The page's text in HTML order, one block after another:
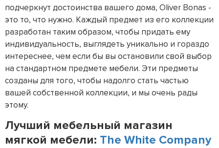
подчеркнут достоинства вашего дома, Oliver Bonas -
это то, что нужно. Каждый предмет из его коллекции
разработан таким образом, чтобы придать ему
индивидуальность, выглядеть уникально и гораздо
интереснее, чем если бы вы остановили свой выбор
на стандартном предмете мебели. Эти предметы
созданы для того, чтобы надолго стать частью
вашей собственной коллекции, и мы очень рады
этому.
Лучший мебельный магазин
мягкой мебели: The White Company